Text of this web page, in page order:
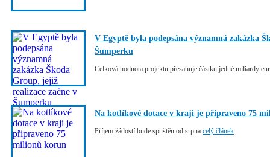
V Egyptě byla podepsána významná zakázka
Šumperku
Celková hodnota projektu přesahuje částku jedné miliardy
Na kotlíkové dotace v kraji je připraveno 75
Příjem žádostí bude spuštěn od srpna celý článek